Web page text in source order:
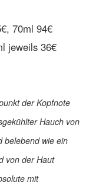
70ml 94€
jeweils 36€
der Kopfnote
Hauch von
belebend wie ein
von der Haut
mit